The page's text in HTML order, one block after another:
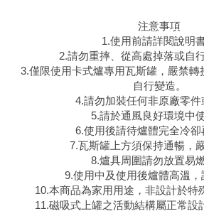
注意事項
1.使用前請詳閱說明書
2.請勿重摔、從高處掉落或自
3.僅限使用卡式爐專用瓦斯罐，嚴禁轉
自行變造。
4.請勿加裝任何非原廠零件
5.請於通風良好環境中使
6.使用後請待爐體完全冷卻
7.瓦斯罐上方須保持通暢，
8.爐具周圍請勿放置易燃
9.使用中及使用後爐體高溫，
10.本商品為家用用途，非設計於特
11.磁吸式上罐之活動結構屬正常設